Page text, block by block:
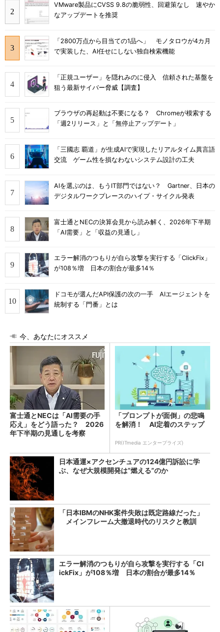
VMware製品にCVSS 9.8の脆弱性、回避策なし 速やか
なアップデートを推奨
「2800万点から目当ての1品へ」 モノタロウが4カ月
で実装した、AI任せにしない独自検索機能
「正規ユーザー」を隠れみのに侵入 信頼された基盤を
狙う最新サイバー脅威【調査】
ブラウザの再起動は不要になる？ Chromeが模索する
「週2リリース」と「無停止アップデート」
「三國志 覇道」が生成AIで実現したリアルタイム異言語
交流 ゲーム性を損なわないシステム設計の工夫
AIを選ぶのは、もうIT部門ではない？ Gartner、日本の
デジタルワークプレースのハイプ・サイクル発表
富士通とNECの決算会見から読み解く、2026年下半期
「AI需要」と「収益の見通し」
エラー解消のつもりが自ら攻撃を実行する「ClickFix」
が108％増 日本の割合が最多14％
ドコモが選んだAPI保護の次の一手 AIエージェントを
統制する「門番」とは
今、あなたにオススメ
富士通とNECは「AI需要の手
応え」をどう語った？ 2026
年下半期の見通しを考察
「プロンプトが面倒」の悲鳴
を解消！ AI定着のステップ
PR(ITmedia エンタープライズ)
日本通運×アクセンチュアの124億円訴訟に学
ぶ、なぜ大規模開発は“燃える”のか
「日本IBMのNHK案件失敗は既定路線だった」
メインフレーム大撤退時代のリスクと教訓
エラー解消のつもりが自ら攻撃を実行する「Cl
ickFix」が108％増 日本の割合が最多14％